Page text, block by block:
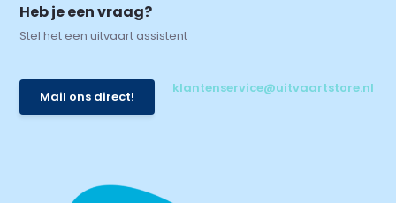
Heb je een vraag?
Stel het een uitvaart assistent
Mail ons direct!
klantenservice@uitvaartstore.nl